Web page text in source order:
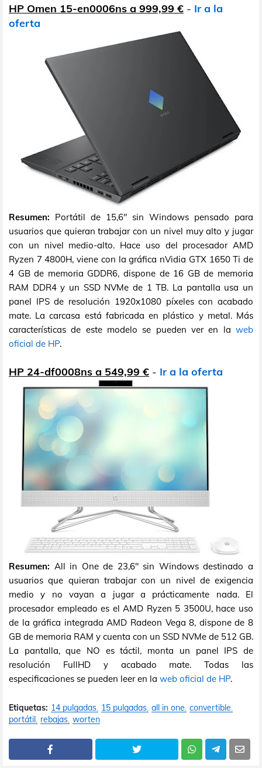
HP Omen 15-en0006ns a 999,99 € - Ir a la
oferta
Resumen: Portátil de 15,6" sin Windows pensado para
usuarios que quieran trabajar con un nivel muy alto y jugar
con un nivel medio-alto. Hace uso del procesador AMD
Ryzen 7 4800H, viene con la gráfica nVidia GTX 1650 Ti de
4 GB de memoria GDDR6, dispone de 16 GB de memoria
RAM DDR4 y un SSD NVMe de 1 TB. La pantalla usa un
panel IPS de resolución 1920x1080 píxeles con acabado
mate. La carcasa está fabricada en plástico y metal. Más
características de este modelo se pueden ver en la web
oficial de HP.
HP 24-df0008ns a 549,99 € - Ir a la oferta
Resumen: All in One de 23,6" sin Windows destinado a
usuarios que quieran trabajar con un nivel de exigencia
medio y no vayan a jugar a prácticamente nada. El
procesador empleado es el AMD Ryzen 5 3500U, hace uso
de la gráfica integrada AMD Radeon Vega 8, dispone de 8
GB de memoria RAM y cuenta con un SSD NVMe de 512 GB.
La pantalla, que NO es táctil, monta un panel IPS de
resolución FullHD y acabado mate. Todas las
especificaciones se pueden leer en la web oficial de HP.
Etiquetas: 14 pulgadas 15 pulgadas all in one convertible
portátil rebajas worten